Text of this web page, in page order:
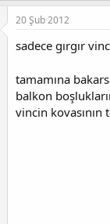
20 Şub 2012
sadece gırgır
tamamına
balkon
vincin